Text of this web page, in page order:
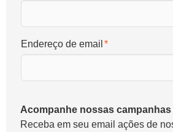
Endereço de email
Acompanhe nossas campanhas
Receba em seu email ações de